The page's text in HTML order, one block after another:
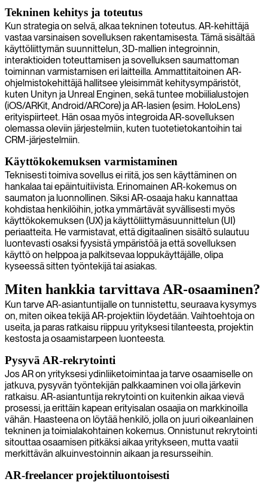
Tekninen kehitys ja toteutus
Kun strategia on selvä, alkaa tekninen toteutus. AR-kehittäjä
vastaa varsinaisen sovelluksen rakentamisesta. Tämä sisältää
käyttöliittymän suunnittelun, 3D-mallien integroinnin,
interaktioiden toteuttamisen ja sovelluksen saumattoman
toiminnan varmistamisen eri laitteilla. Ammattitaitoinen AR-
ohjelmistokehittäjä hallitsee yleisimmät kehitysympäristöt,
kuten Unityn ja Unreal Enginen, sekä tuntee mobiilialustojen
(iOS/ARKit, Android/ARCore) ja AR-lasien (esim. HoloLens)
erityispiirteet. Hän osaa myös integroida AR-sovelluksen
olemassa oleviin järjestelmiin, kuten tuotetietokantoihin tai
CRM-järjestelmiin.
Käyttökokemuksen varmistaminen
Teknisesti toimiva sovellus ei riitä, jos sen käyttäminen on
hankalaa tai epäintuitiivista. Erinomainen AR-kokemus on
saumaton ja luonnollinen. Siksi AR-osaaja haku kannattaa
kohdistaa henkilöihin, jotka ymmärtävät syvällisesti myös
käyttökokemuksen (UX) ja käyttöliittymäsuunnittelun (UI)
periaatteita. He varmistavat, että digitaalinen sisältö sulautuu
luontevasti osaksi fyysistä ympäristöä ja että sovelluksen
käyttö on helppoa ja palkitsevaa loppukäyttäjälle, olipa
kyseessä sitten työntekijä tai asiakas.
Miten hankkia tarvittava AR-osaaminen?
Kun tarve AR-asiantuntijalle on tunnistettu, seuraava kysymys
on, miten oikea tekijä AR-projektiin löydetään. Vaihtoehtoja on
useita, ja paras ratkaisu riippuu yrityksesi tilanteesta, projektin
kestosta ja osaamistarpeen luonteesta.
Pysyvä AR-rekrytointi
Jos AR on yrityksesi ydinliiketoimintaa ja tarve osaamiselle on
jatkuva, pysyvän työntekijän palkkaaminen voi olla järkevin
ratkaisu. AR-asiantuntija rekrytointi on kuitenkin aikaa vievä
prosessi, ja erittäin kapean erityisalan osaajia on markkinoilla
vähän. Haasteena on löytää henkilö, jolla on juuri oikeanlainen
tekninen ja toimialakohtainen kokemus. Onnistunut rekrytointi
sitouttaa osaamisen pitkäksi aikaa yritykseen, mutta vaatii
merkittävän alkuinvestoinnin aikaan ja resursseihin.
AR-freelancer projektiluontoisesti